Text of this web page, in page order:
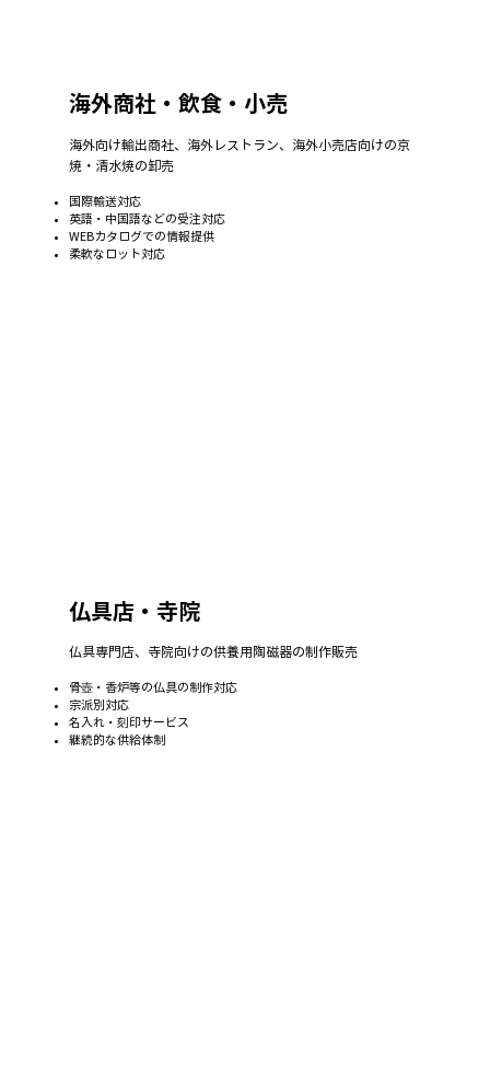
海外商社・飲食・小売
海外向け輸出商社、海外レストラン、海外小売店向けの京
焼・清水焼の卸売
国際輸送対応
英語・中国語などの受注対応
WEBカタログでの情報提供
柔軟なロット対応
仏具店・寺院
仏具専門店、寺院向けの供養用陶磁器の制作販売
骨壺・香炉等の仏具の制作対応
宗派別対応
名入れ・刻印サービス
継続的な供給体制